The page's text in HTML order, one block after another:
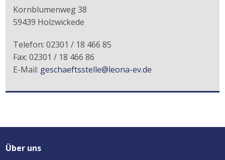
Kornblumenweg 38
59439 Holzwickede
Telefon: 02301 / 18 466 85
Fax: 02301 / 18 466 86
E-Mail: geschaeftsstelle@leona-ev.de
Über uns